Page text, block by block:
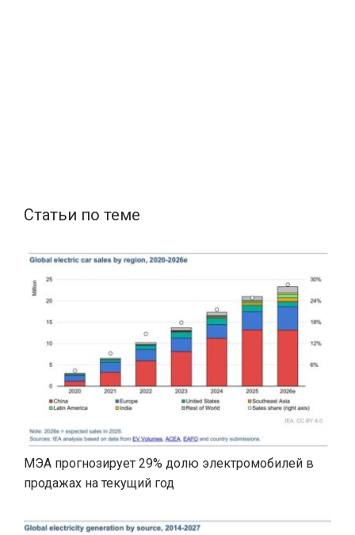
Статьи по теме
МЭА прогнозирует 29% долю электромобилей в
продажах на текущий год